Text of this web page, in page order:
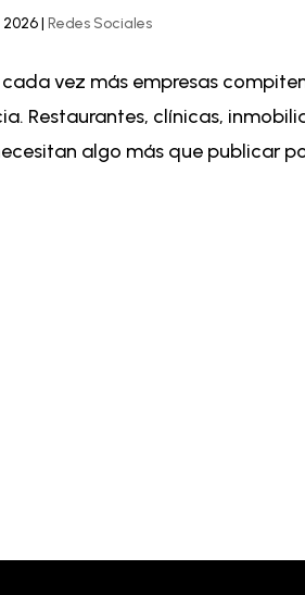
2026|Redes Sociales
vez más empresas
Restaurantes, clínicas,
algo más que publicar